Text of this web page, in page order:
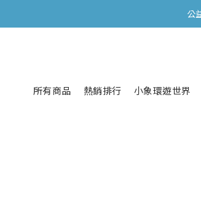
公
全館滿
公
所有商品 熱銷排行 小象環遊世界